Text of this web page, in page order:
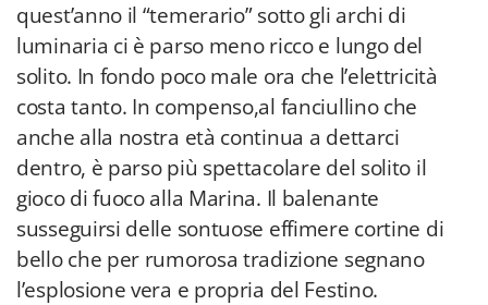
quest’anno il “temerario” sotto gli archi di
luminaria ci è parso meno ricco e lungo del
solito. In fondo poco male ora che l’elettricità
costa tanto. In compenso,al fanciullino che
anche alla nostra età continua a dettarci
dentro, è parso più spettacolare del solito il
gioco di fuoco alla Marina. Il balenante
susseguirsi delle sontuose effimere cortine di
bello che per rumorosa tradizione segnano
l’esplosione vera e propria del Festino.